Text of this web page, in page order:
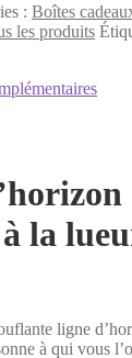
: Boîtes
les produits
la
ligne
à qui vous